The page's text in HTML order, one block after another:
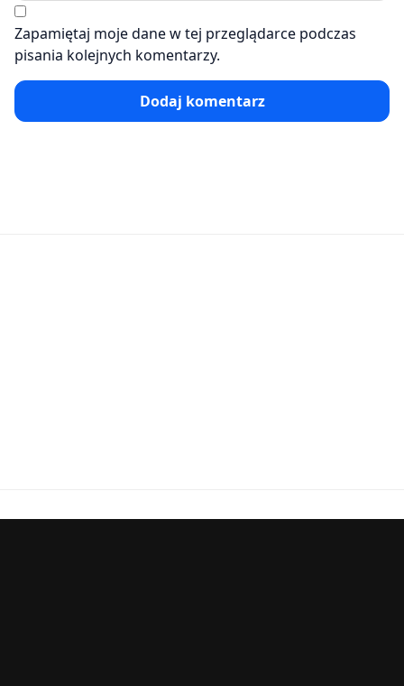
Zapamiętaj moje dane w tej przeglądarce podczas
pisania kolejnych komentarzy.
Dodaj komentarz